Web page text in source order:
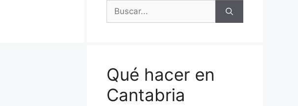
Buscar:
Qué hacer en
Cantabria